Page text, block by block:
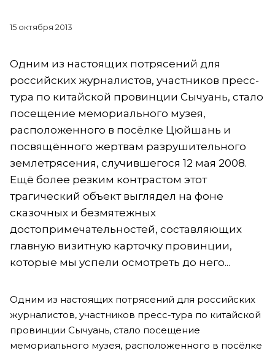
15 октября 2013
Одним из настоящих потрясений для
российских журналистов, участников пресс-
тура по китайской провинции Сычуань, стало
посещение мемориального музея,
расположенного в посёлке Цюйшань и
посвящённого жертвам разрушительного
землетрясения, случившегося 12 мая 2008.
Ещё более резким контрастом этот
трагический объект выглядел на фоне
сказочных и безмятежных
достопримечательностей, составляющих
главную визитную карточку провинции,
которые мы успели осмотреть до него...
Одним из настоящих потрясений для российских
журналистов, участников пресс-тура по китайской
провинции Сычуань, стало посещение
мемориального музея, расположенного в посёлке